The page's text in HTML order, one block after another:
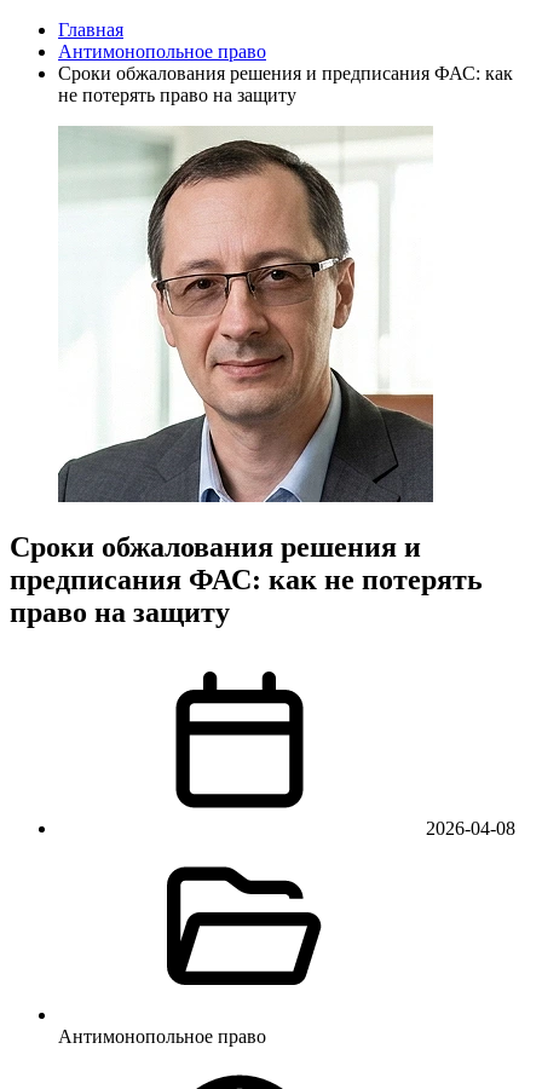
Главная
Антимонопольное право
Сроки обжалования решения и предписания ФАС: как
не потерять право на защиту
Сроки обжалования решения и
предписания ФАС: как не потерять
право на защиту
2026-04-08
Антимонопольное право